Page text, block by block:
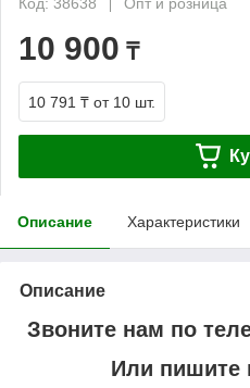
10 900 ₸
10 791 ₸ от 10 шт.
Описание Характеристики
Описание
Звоните нам по
Или пишите